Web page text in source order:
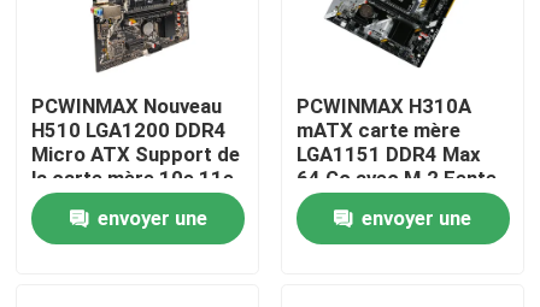
Au sujet de nous
Visite d'usine
Contrôle de qualité
PCWINMAX Nouveau
H510 LGA1200 DDR4
Micro ATX Support de
la carte mère 10e 11e
génération
Processeurs OEM
ODM Logo
envoyer une
PCWINMAX H310A
mATX carte mère
LGA1151 DDR4 Max
64 Go avec M.2 Fente
de support Core i3 i5
i7 6ème à 9ème
génération OEM ODM
envoyer une